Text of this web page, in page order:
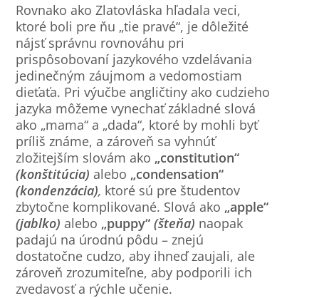
Rovnako ako Zlatovláska hľadala veci,
ktoré boli pre ňu „tie pravé“, je dôležité
nájsť správnu rovnováhu pri
prispôsobovaní jazykového vzdelávania
jedinečným záujmom a vedomostiam
dieťaťa. Pri výučbe angličtiny ako cudzieho
jazyka môžeme vynechať základné slová
ako „mama“ a „dada“, ktoré by mohli byť
príliš známe, a zároveň sa vyhnúť
zložitejším slovám ako „constitution“
(konštitúcia) alebo „condensation“
(kondenzácia), ktoré sú pre študentov
zbytočne komplikované. Slová ako „apple“
(jablko) alebo „puppy“(šteňa) naopak
padajú na úrodnú pôdu – znejú
dostatočne cudzo, aby ihneď zaujali, ale
zároveň zrozumiteľne, aby podporili ich
zvedavosť a rýchle učenie.